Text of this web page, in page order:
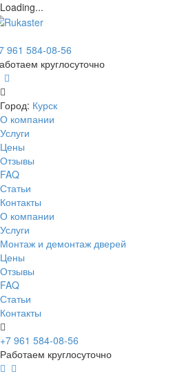
Loading...
961 584-08-56
круглосуточно
Город: Курск
О компании
Услуги
Цены
Отзывы
FAQ
Статьи
Контакты
О компании
Услуги
Монтаж и демонтаж дверей
Цены
Отзывы
FAQ
Статьи
Контакты
+7 961 584-08-56
Работаем круглосуточно